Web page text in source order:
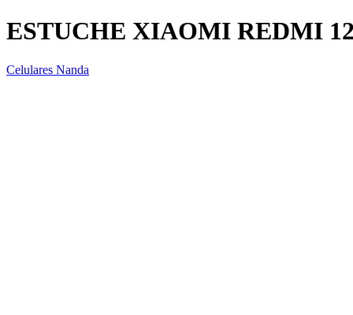
ESTUCHE XIAOMI REDMI
Celulares Nanda